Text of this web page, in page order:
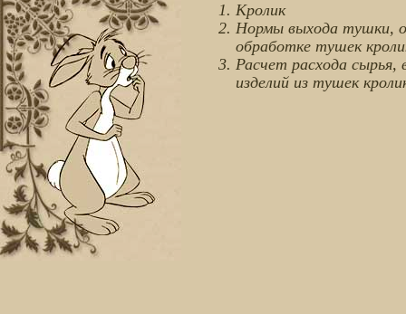
Кролик
Нормы выхода тушки,
обработке тушек
Расчет расхода сырья,
изделий из тушек